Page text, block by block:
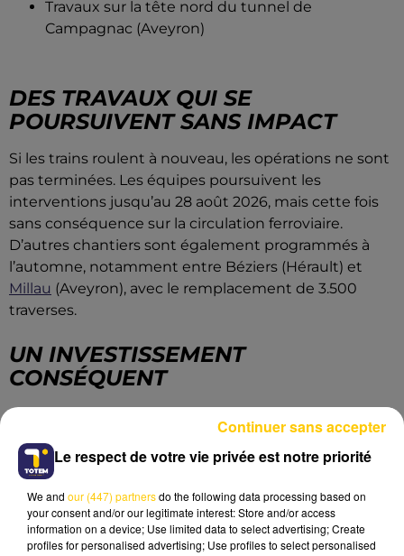
Travaux sur la tête nord du tunnel de
Campagnac (Aveyron)
DES TRAVAUX QUI SE
POURSUIVENT SANS IMPACT
Si les trains roulent à nouveau, les opérations ne sont
pas terminées. Les équipes poursuivent les
interventions jusqu’au 28 août 2026, mais cette fois
sans conséquence sur la circulation ferroviaire.
D’autres chantiers sont également programmés à
l’automne, notamment entre Béziers (Hérault) et
Millau (Aveyron), avec le remplacement de 3.500
traverses.
UN INVESTISSEMENT
CONSÉQUENT
Le montant total des travaux engagés atteint 4,2
LES DERNIERES INFOS
Le respect de votre vie privée est notre priorité
We and our (447) partnersdo the following data processing based on
your consent and/or our legitimate interest: Store and/or access
information on a device; Use limited data to select advertising; Create
profiles for personalised advertising; Use profiles to select personalised
Continuer sans accepter